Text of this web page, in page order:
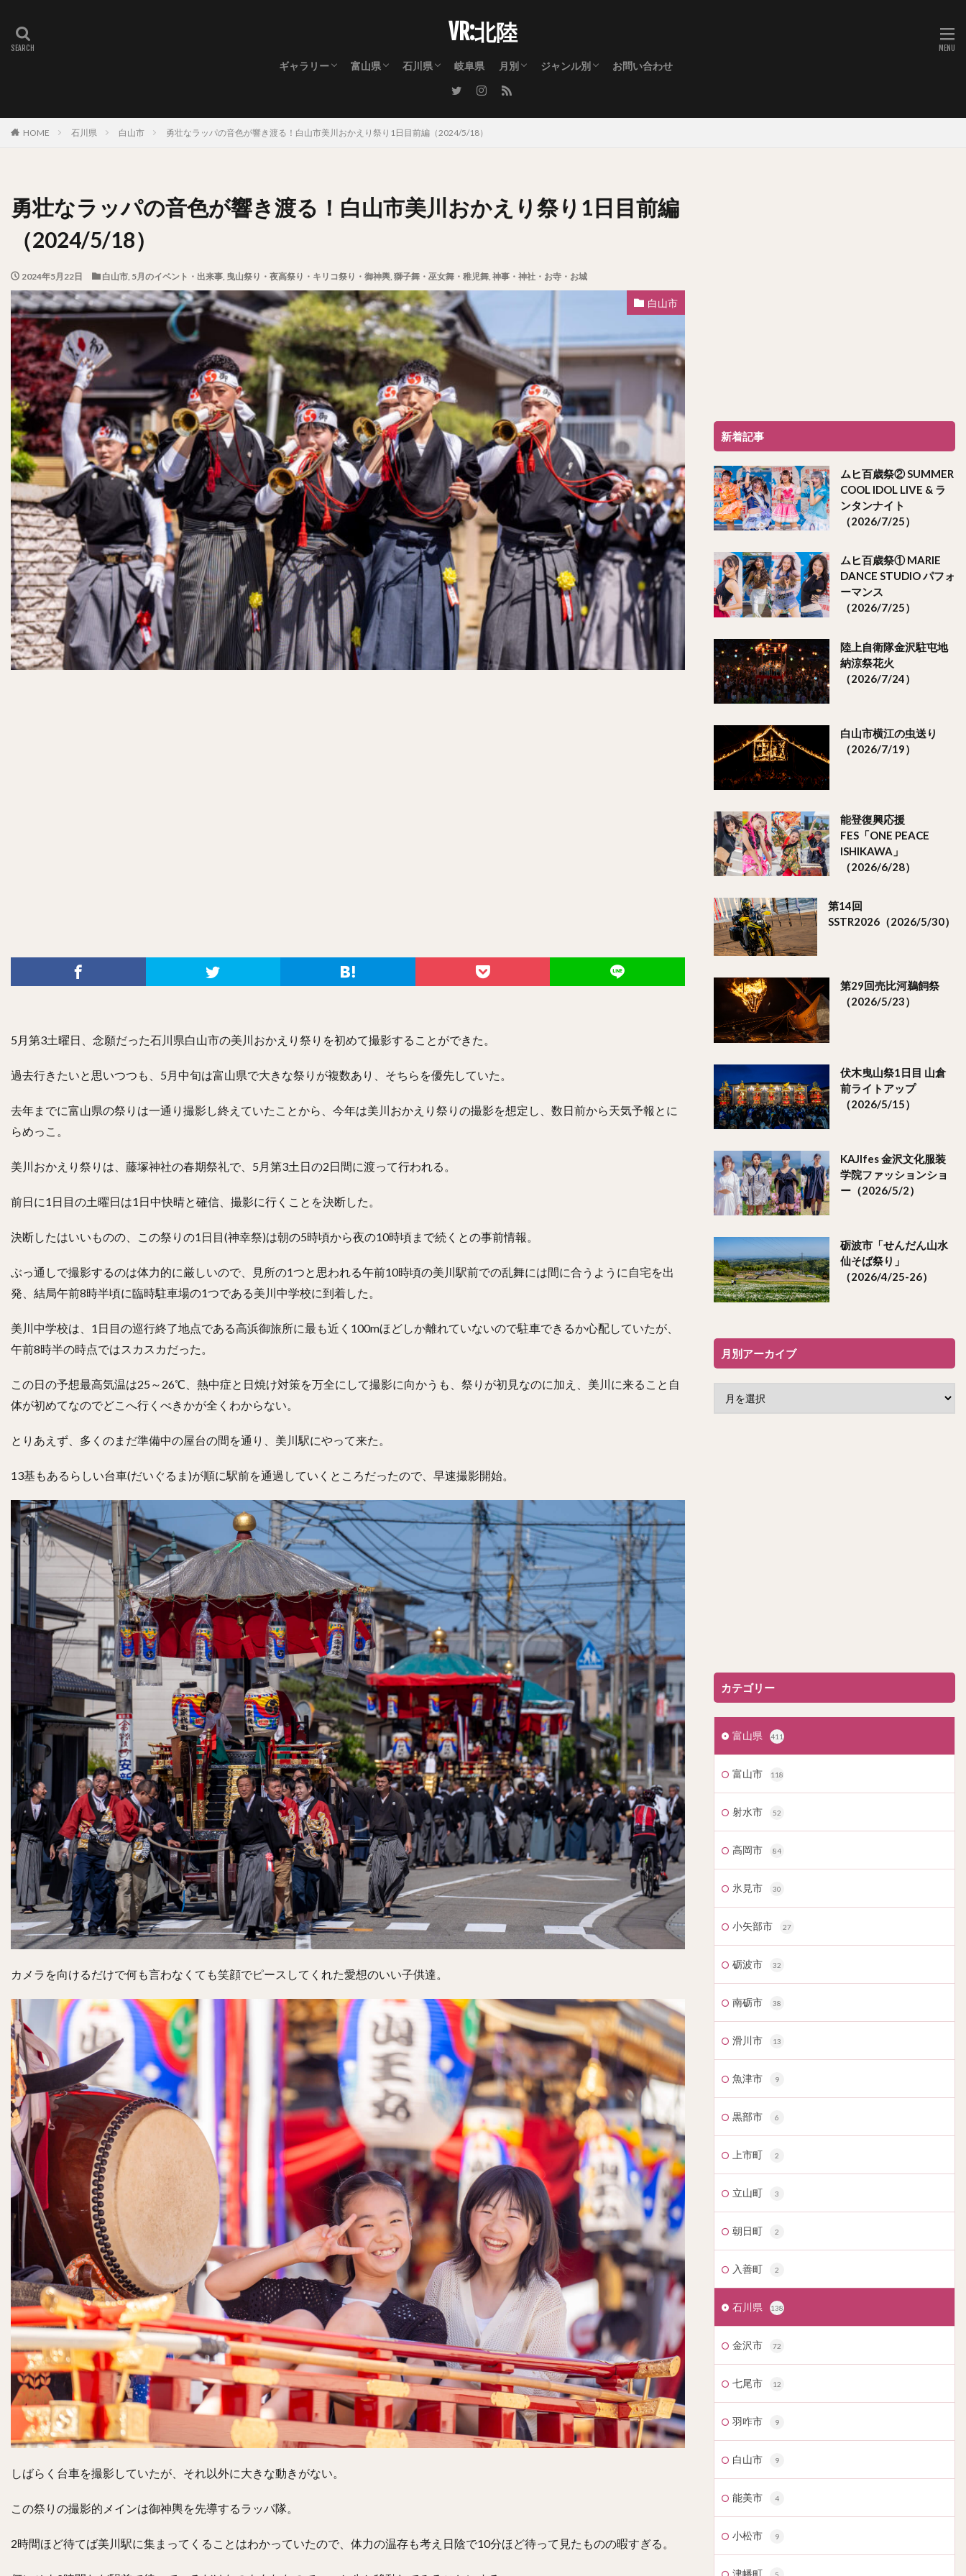
VR:北陸
ギャラリー 富山県 石川県
宝達志水町
岐阜県 月別
1月のイベント・出来事
2月のイベント・出来事
3月のイベント・出来事
4月のイベント・出来事
5月のイベント・出来事
6月のイベント・出来事
7月のイベント・出来事
8月のイベント・出来事
9月のイベント・出来事
10月のイベント・出来事
11月のイベント・出来事
12月のイベント・出来事
ジャンル別 お問い合わせ
HOME 石川県 白山市 勇壮なラッパの音色が響き渡る！白山市美川おかえり祭り1日目前編（2024/5/18）
勇壮なラッパの音色が響き渡る！白山市美川おかえり祭り1日目前編
（2024/5/18）
2024年5月22日 白山市, 5月のイベント・出来事, 曳山祭り・夜高祭り・キリコ祭り・御神輿, 獅子舞・巫女舞・稚児舞, 神事・神社・お寺・お城
白山市
5月第3土曜日、念願だった石川県白山市の美川おかえり祭りを初めて撮影することができた。
過去行きたいと思いつつも、5月中旬は富山県で大きな祭りが複数あり、そちらを優先していた。
去年までに富山県の祭りは一通り撮影し終えていたことから、今年は美川おかえり祭りの撮影を想定し、数日前から天気予報とに
らめっこ。
美川おかえり祭りは、藤塚神社の春期祭礼で、5月第3土日の2日間に渡って行われる。
前日に1日目の土曜日は1日中快晴と確信、撮影に行くことを決断した。
決断したはいいものの、この祭りの1日目(神幸祭)は朝の5時頃から夜の10時頃まで続くとの事前情報。
ぶっ通しで撮影するのは体力的に厳しいので、見所の1つと思われる午前10時頃の美川駅前での乱舞には間に合うように自宅を出
発、結局午前8時半頃に臨時駐車場の1つである美川中学校に到着した。
美川中学校は、1日目の巡行終了地点である高浜御旅所に最も近く100mほどしか離れていないので駐車できるか心配していたが、
午前8時半の時点ではスカスカだった。
この日の予想最高気温は25～26℃、熱中症と日焼け対策を万全にして撮影に向かうも、祭りが初見なのに加え、美川に来ること自
体が初めてなのでどこへ行くべきかが全くわからない。
とりあえず、多くのまだ準備中の屋台の間を通り、美川駅にやって来た。
13基もあるらしい台車(だいぐるま)が順に駅前を通過していくところだったので、早速撮影開始。
カメラを向けるだけで何も言わなくても笑顔でピースしてくれた愛想のいい子供達。
しばらく台車を撮影していたが、それ以外に大きな動きがない。
この祭りの撮影的メインは御神輿を先導するラッパ隊。
2時間ほど待てば美川駅に集まってくることはわかっていたので、体力の温存も考え日陰で10分ほど待って見たものの暇すぎる。
新着記事
ムヒ百歳祭② SUMMER
COOL IDOL LIVE & ラ
ンタンナイト
（2026/7/25）
ムヒ百歳祭① MARIE
DANCE STUDIO パフォ
ーマンス
（2026/7/25）
陸上自衛隊金沢駐屯地
納涼祭花火
（2026/7/24）
白山市横江の虫送り
（2026/7/19）
能登復興応援
FES「ONE PEACE
ISHIKAWA」
（2026/6/28）
第14回
SSTR2026（2026/5/30）
第29回売比河鵜飼祭
（2026/5/23）
伏木曳山祭1日目 山倉
前ライトアップ
（2026/5/15）
KAJIfes 金沢文化服装
学院ファッションショ
ー（2026/5/2）
砺波市「せんだん山水
仙そば祭り」
（2026/4/25-26）
月別アーカイブ
カテゴリー
富山県 411
富山市 118
射水市 52
高岡市 84
氷見市 30
小矢部市 27
砺波市 32
南砺市 38
滑川市 13
魚津市 9
黒部市 6
上市町 2
立山町 3
朝日町 2
入善町 2
石川県 138
金沢市 72
七尾市 12
羽咋市 9
白山市 9
能美市 4
小松市 9
津幡町 5